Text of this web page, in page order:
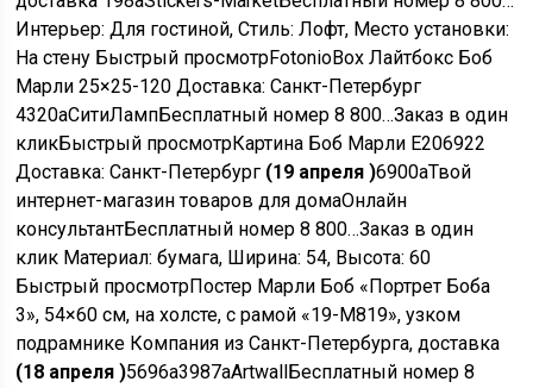
Интерьер: Для гостиной, Стиль: Лофт, Место установки:
На стену Быстрый просмотрFotonioBox Лайтбокс Боб
Марли 25×25-120 Доставка: Санкт-Петербург
4320aСитиЛампБесплатный номер 8 800…Заказ в один
кликБыстрый просмотрКартина Боб Марли E206922
Доставка: Санкт-Петербург (19 апреля )6900aТвой
интернет-магазин товаров для домаОнлайн
консультантБесплатный номер 8 800…Заказ в один
клик Материал: бумага, Ширина: 54, Высота: 60
Быстрый просмотрПостер Марли Боб «Портрет Боба
3», 54×60 см, на холсте, с рамой «19-М819», узком
подрамнике Компания из Санкт-Петербурга, доставка
(18 апреля )5696a3987aArtwallБесплатный номер 8